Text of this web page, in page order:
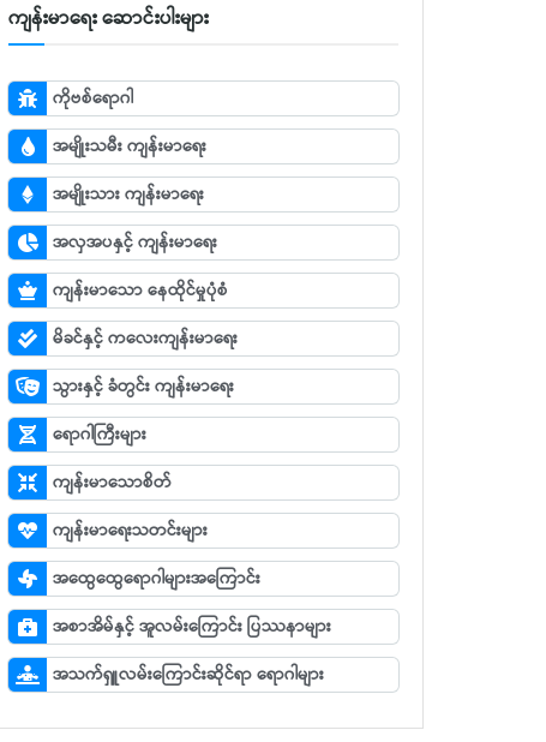
ကျန်းမာရေး ဆောင်းပါးများ
ကိုဗစ်ရောဂါ
အမျိုးသမီး ကျန်းမာရေး
အမျိုးသား ကျန်းမာရေး
အလှအပနှင့် ကျန်းမာရေး
ကျန်းမာသော နေထိုင်မှုပုံစံ
မိခင်နှင့် ကလေးကျန်းမာရေး
သွားနှင့် ခံတွင်း ကျန်းမာရေး
ရောဂါကြီးများ
ကျန်းမာသောစိတ်
ကျန်းမာရေးသတင်းများ
အထွေထွေရောဂါများအကြောင်း
အစာအိမ်နှင့် အူလမ်းကြောင်း ပြဿနာများ
အသက်ရှူလမ်းကြောင်းဆိုင်ရာ ရောဂါများ